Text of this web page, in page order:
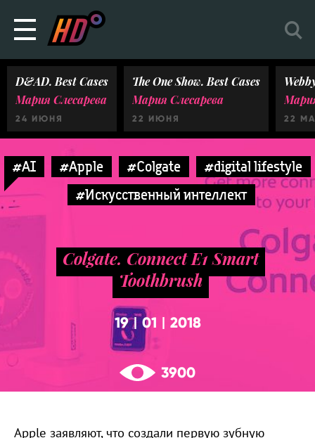
D&AD. Best Cases
Мария Слесарева
24 ИЮНЯ
The One Show. Best Cases
Мария Слесарева
22 ИЮНЯ 22
#AI #Apple #Colgate
#digital lifestyle
#Искусственный интеллект
Colgate. Connect E1 Smart
Toothbrush
19|01 2018
3900
Apple заявляют, что создали первую зубную